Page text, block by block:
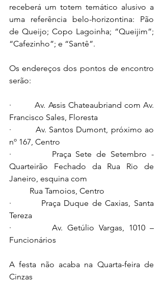
receberá um totem temático alusivo a
uma referência belo-horizontina: Pão
de Queijo; Copo Lagoinha; “Queijim”;
“Cafezinho”; e “Santê”.
Os endereços dos pontos de encontro
serão:
·         Av. Assis Chateaubriand com Av.
Francisco Sales, Floresta
·         Av. Santos Dumont, próximo ao
nº 167, Centro
·         Praça Sete de Setembro -
Quarteirão Fechado da Rua Rio de
Janeiro, esquina com
          Rua Tamoios, Centro
·         Praça Duque de Caxias, Santa
Tereza
·         Av. Getúlio Vargas, 1010 –
Funcionários
A festa não acaba na Quarta-feira de
Cinzas